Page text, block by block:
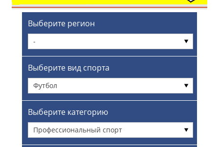
Выберите регион
-
Выберите вид спорта
Футбол
Выберите категорию
Профессиональный спорт